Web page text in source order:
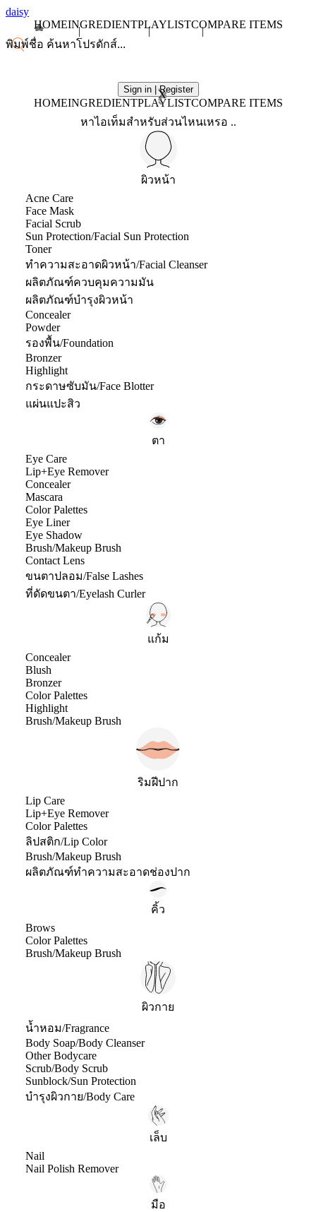
daisy
HOMEINGREDIENTPLAYLISTCOMPARE ITEMS
Sign in | Register
X
HOMEINGREDIENTPLAYLISTCOMPARE ITEMS
หาไอเท็มสำหรับส่วนไหนเหรอ ..
ผิวหน้า
Acne Care
Face Mask
Facial Scrub
Sun Protection/Facial Sun Protection
Toner
ทำความสะอาดผิวหน้า/Facial Cleanser
ผลิตภัณฑ์ควบคุมความมัน
ผลิตภัณฑ์บำรุงผิวหน้า
Concealer
Powder
รองพื้น/Foundation
Bronzer
Highlight
กระดาษซับมัน/Face Blotter
แผ่นแปะสิว
ตา
Eye Care
Lip+Eye Remover
Concealer
Mascara
Color Palettes
Eye Liner
Eye Shadow
Brush/Makeup Brush
Contact Lens
ขนตาปลอม/False Lashes
ที่ดัดขนตา/Eyelash Curler
แก้ม
Concealer
Blush
Bronzer
Color Palettes
Highlight
Brush/Makeup Brush
ริมฝีปาก
Lip Care
Lip+Eye Remover
Color Palettes
ลิปสติก/Lip Color
Brush/Makeup Brush
ผลิตภัณฑ์ทำความสะอาดช่องปาก
คิ้ว
Brows
Color Palettes
Brush/Makeup Brush
ผิวกาย
น้ำหอม/Fragrance
Body Soap/Body Cleanser
Other Bodycare
Scrub/Body Scrub
Sunblock/Sun Protection
บำรุงผิวกาย/Body Care
เล็บ
Nail
Nail Polish Remover
มือ